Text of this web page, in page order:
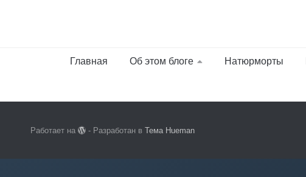
Главная Об этом блоге Натюрморты
Работает на - Разработан вТема Hueman